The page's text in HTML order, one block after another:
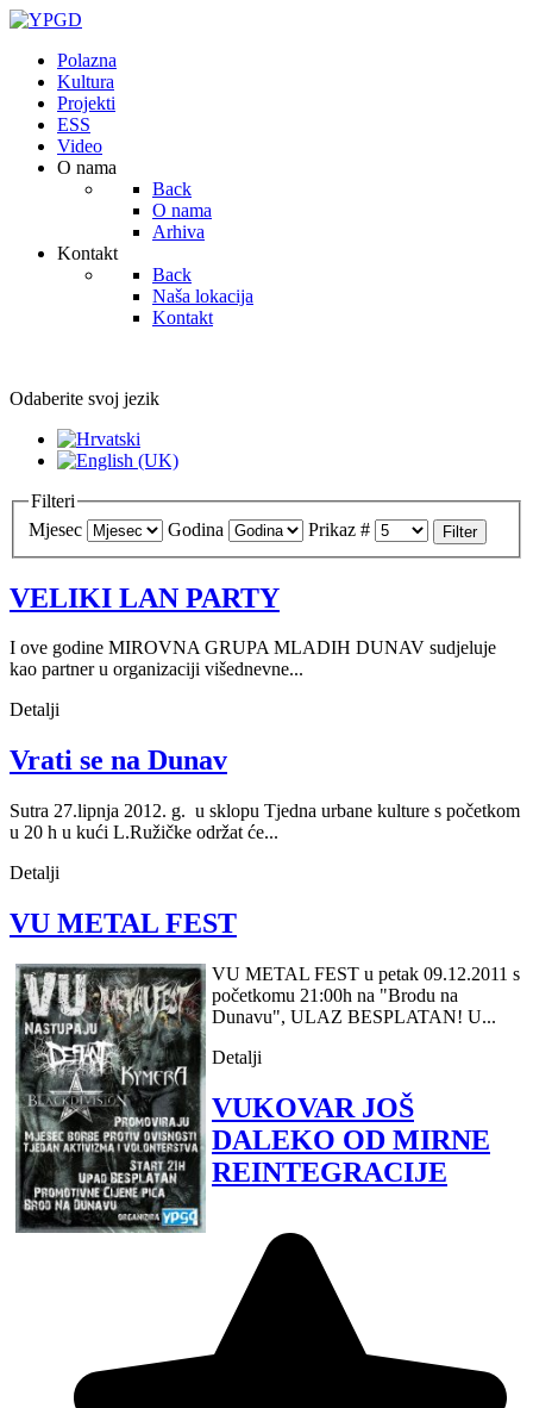
Polazna
Kultura
Projekti
ESS
Video
O nama
Back
O nama
Arhiva
Kontakt
Back
Naša lokacija
Kontakt
Odaberite svoj jezik
Filteri
Mjesec
Godina Prikaz # Filter
VELIKI LAN PARTY
I ove godine MIROVNA GRUPA MLADIH DUNAV sudjeluje
kao partner u organizaciji višednevne...
Detalji
Vrati se na Dunav
Sutra 27.lipnja 2012. g. u sklopu Tjedna urbane kulture s početkom
u 20 h u kući L.Ružičke održat će...
Detalji
VU METAL FEST
VU METAL FEST u petak 09.12.2011 s
početkomu 21:00h na "Brodu na
Dunavu", ULAZ BESPLATAN! U...
Detalji
VUKOVAR JOŠ
DALEKO OD MIRNE
REINTEGRACIJE